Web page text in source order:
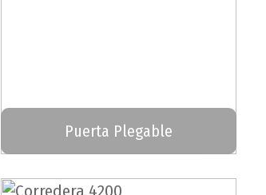
Puerta Plegable